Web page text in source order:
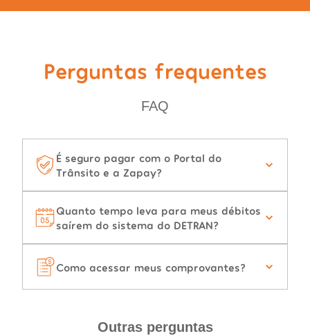
Perguntas frequentes
FAQ
É seguro pagar com o Portal do
Trânsito e a Zapay?
Quanto tempo leva para meus débitos
saírem do sistema do DETRAN?
Como acessar meus comprovantes?
Outras perguntas